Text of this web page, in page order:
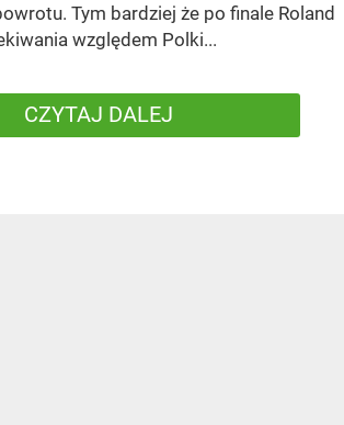
Tym bardziej że po finale Roland
względem Polki...
CZYTAJ DALEJ